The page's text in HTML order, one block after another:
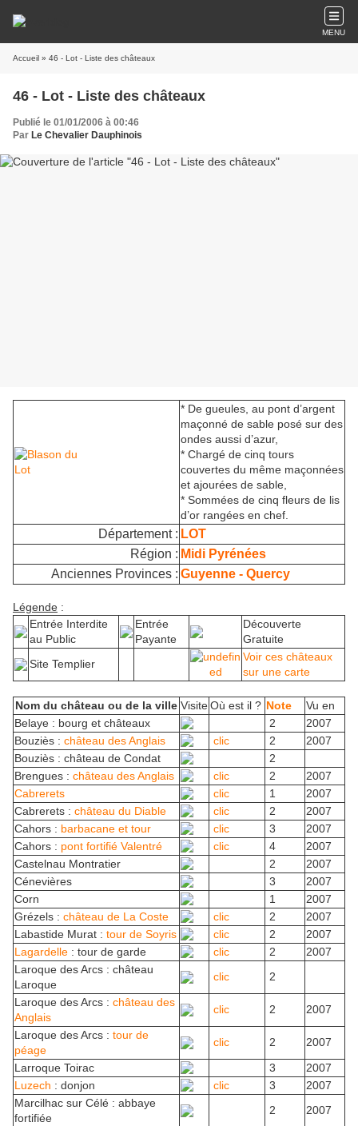
MENU
Accueil » 46 - Lot - Liste des châteaux
46 - Lot - Liste des châteaux
Publié le 01/01/2006 à 00:46
Par Le Chevalier Dauphinois
* De gueules, au pont d’argent
maçonné de sable posé sur des
ondes aussi d’azur,
* Chargé de cinq tours
couvertes du même maçonnées
et ajourées de sable,
* Sommées de cinq fleurs de lis
d’or rangées en chef.
Département : LOT
Région : Midi Pyrénées
Anciennes Provinces : Guyenne - Quercy
Légende :
Entrée Interdite
au Public
Entrée
Payante
Découverte
Gratuite
Site Templier
Voir ces châteaux
sur une carte
Nom du château ou de la ville VisiteOù est il ? Note
Vu en
Belaye : bourg et châteaux
2
2007
Bouziès : château des Anglais clic 2
2007
Bouziès : château de Condat
2
Brengues : château des Anglais clic 2
2007
Cabrerets
clic 1
2007
Cabrerets : château du Diable clic 2
2007
Cahors : barbacane et tour clic 3
2007
Cahors : pont fortifié Valentré clic 4
2007
Castelnau Montratier
2
2007
Cénevières
3
2007
Corn
1
2007
Grézels : château de La Coste clic 2
2007
Labastide Murat : tour de Soyris clic 2
2007
Lagardelle : tour de garde clic 2
2007
Laroque des Arcs : château
Laroque
clic
2
Laroque des Arcs : château des
Anglais
clic 2
2007
Laroque des Arcs : tour de
péage
clic 2
2007
Larroque Toirac
3
2007
Luzech : donjon clic 3
2007
Marcilhac sur Célé : abbaye
fortifiée
2
2007